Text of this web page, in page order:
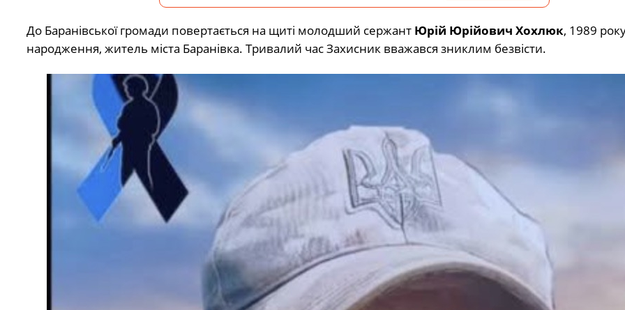
До Баранівської громади повертається на щиті молодший сержант Юрій Юрійович Хохлюк, 1989
народження, житель міста Баранівка. Тривалий час Захисник вважався зниклим безвісти.